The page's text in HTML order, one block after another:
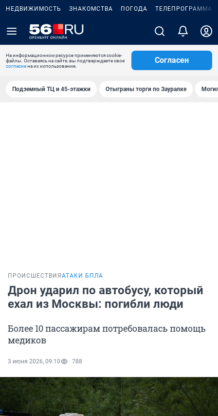
НЕДВИЖИМОСТЬ ЗНАКОМСТВА ПОГОДА ТЕЛЕПРОГРАММА
На информационном ресурсе применяются cookie-
файлы. Оставаясь на сайте, вы подтверждаете свое
согласиена их использование.
Согласен
Подземный ТЦ и 45-этажки Отыграны торги по Зауралке
ПРОИСШЕСТВИЯ АТАКИ БПЛА
Дрон ударил по автобусу, который
ехал из Москвы: погибли люди
Более 10 пассажирам потребовалась помощь
медиков
3 июня 2026, 09:10 788